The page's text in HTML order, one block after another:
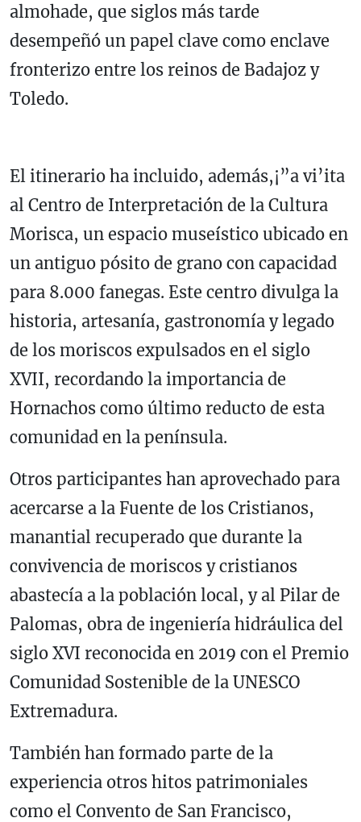
almohade, que siglos más tarde
desempeñó un papel clave como enclave
fronterizo entre los reinos de Badajoz y
Toledo.
El itinerario ha incluido, además,¡”a vi’ita
al Centro de Interpretación de la Cultura
Morisca, un espacio museístico ubicado en
un antiguo pósito de grano con capacidad
para 8.000 fanegas. Este centro divulga la
historia, artesanía, gastronomía y legado
de los moriscos expulsados en el siglo
XVII, recordando la importancia de
Hornachos como último reducto de esta
comunidad en la península.
Otros participantes han aprovechado para
acercarse a la Fuente de los Cristianos,
manantial recuperado que durante la
convivencia de moriscos y cristianos
abastecía a la población local, y al Pilar de
Palomas, obra de ingeniería hidráulica del
siglo XVI reconocida en 2019 con el Premio
Comunidad Sostenible de la UNESCO
Extremadura.
También han formado parte de la
experiencia otros hitos patrimoniales
como el Convento de San Francisco,